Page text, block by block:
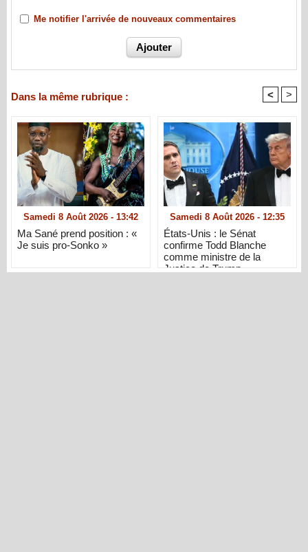
Me notifier l'arrivée de nouveaux commentaires
Dans la même rubrique : < >
Samedi 8 Août 2026 - 13:42
Ma Sané prend position : «
Je suis pro-Sonko »
Samedi 8 Août 2026 - 12:35
États-Unis : le Sénat
confirme Todd Blanche
comme ministre de la
Justice de Trump